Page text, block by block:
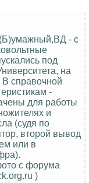
- с
под
на
справочной
-
для работы
и
(судя по
второй вывод
или в
с форума
)